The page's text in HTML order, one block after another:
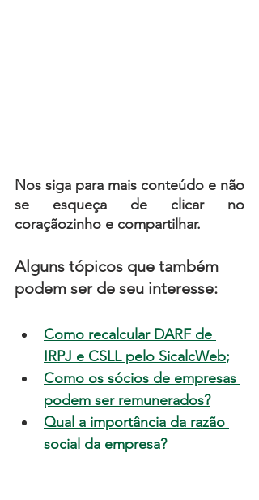
Nos siga para mais conteúdo e não
se esqueça de c licar no
coraçãozinho e compartilhar.
Alguns tópicos que também
podem ser de seu interesse:
Como recalcular DARF de
IRPJ e CSLL pelo SicalcWeb;
Como os sócios de empresas
podem ser remunerados?
Qual a importância da razão
social da empresa?